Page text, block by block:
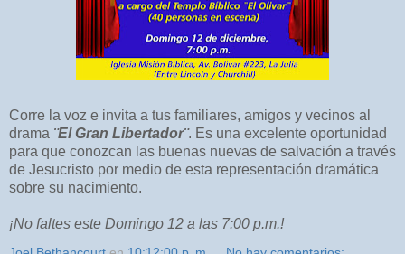
Corre la voz e invita a tus familiares, amigos y vecinos al
drama ¨El Gran Libertador¨. Es una excelente oportunidad
para que conozcan las buenas nuevas de salvación a través
de Jesucristo por medio de esta representación dramática
sobre su nacimiento.
¡No faltes este Domingo 12 a las 7:00 p.m.!